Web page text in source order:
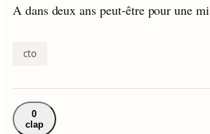
A dans deux ans peut-être pour une
cto
0
clap